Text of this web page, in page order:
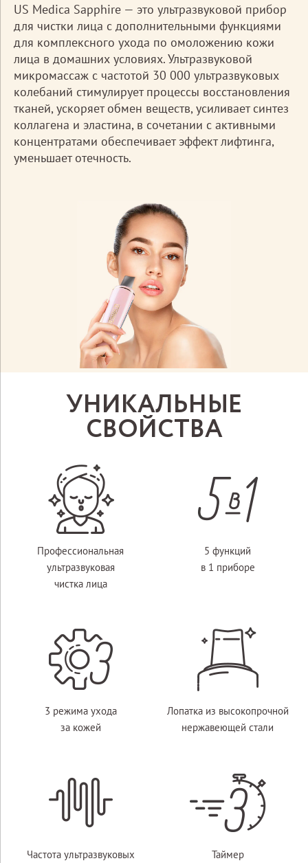
US Medica Sapphire — это ультразвуковой прибор
для чистки лица с дополнительными функциями
для комплексного ухода по омоложению кожи
лица в домашних условиях. Ультразвуковой
микромассаж с частотой 30 000 ультразвуковых
колебаний стимулирует процессы восстановления
тканей, ускоряет обмен веществ, усиливает синтез
коллагена и эластина, в сочетании с активными
концентратами обеспечивает эффект лифтинга,
уменьшает отечность.
УНИКАЛЬНЫЕ
СВОЙСТВА
Профессиональная
ультразвуковая
чистка лица
5 функций
в 1 приборе
3 режима ухода
за кожей
Лопатка из высокопрочной
нержавеющей стали
Частота ультразвуковых
Таймер